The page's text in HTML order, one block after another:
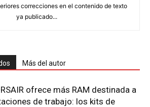
correcciones en el contenido de texto
ya publicado...
Más del autor
ofrece más RAM destinada a
de trabajo: los kits de